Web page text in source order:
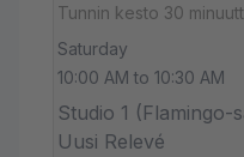
Tunnin kesto 30
Saturday
10:00 AM to 10:30 AM
Studio 1 (Flamingo-
Uusi Relevé